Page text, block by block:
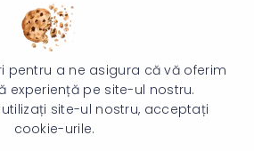
pentru Protecția Drepturilor Copilului -
drepturile rezervate.
pentru a ne asigura că vă oferim
experiență pe site-ul nostru.
site-ul nostru, acceptați
cookie-urile.